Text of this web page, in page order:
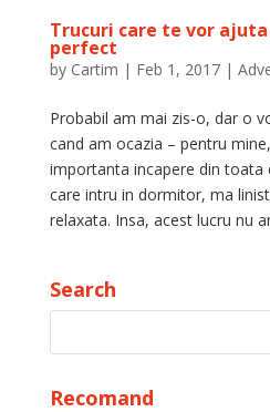
Trucuri care te vor
perfect
by Cartim | Feb 1, 2017|
Probabil am mai zis-o, dar o
cand am ocazia – pentru
importanta incapere din toata
care intru in dormitor, ma
relaxata. Insa, acest lucru nu
Search
Recomand